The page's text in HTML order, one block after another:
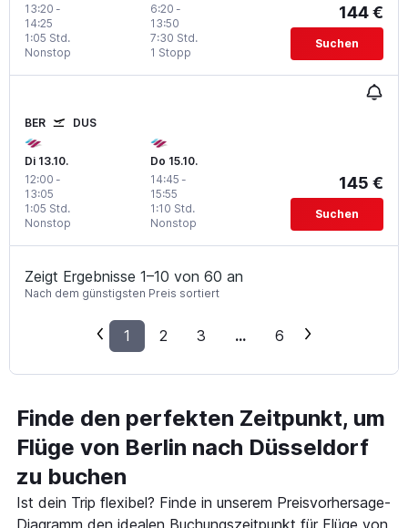
13:20 -
14:25
Nonstop
1:05 Std.
6:20 -
13:50
1 Stopp
7:30 Std.
144 €
Suchen
BER DUS
Di 13.10.
12:00 -
13:05
Nonstop
1:05 Std.
Do 15.10.
14:45 -
15:55
Nonstop
1:10 Std.
145 €
Suchen
Zeigt Ergebnisse 1–10 von 60 an
Nach dem günstigsten Preis sortiert
1 2 3 ... 6
Finde den perfekten Zeitpunkt, um
Flüge von Berlin nach Düsseldorf
zu buchen
Ist dein Trip flexibel? Finde in unserem Preisvorhersage-
Diagramm den idealen Buchungszeitpunkt für Flüge von